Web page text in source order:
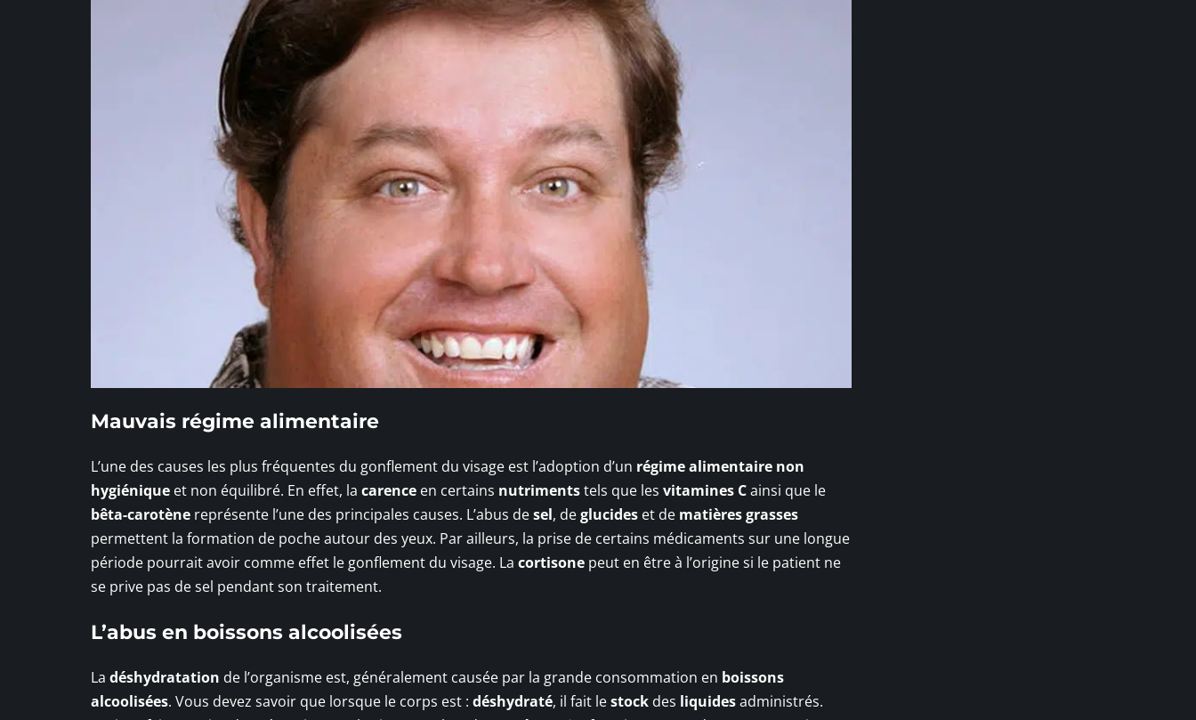
Mauvais régime alimentaire
L’une des causes les plus fréquentes du gonflement du visage est l’adoption d’un régime alimentaire non
hygiénique et non équilibré. En effet, la carence en certains nutrimentstels que les vitamines Cainsi que le
bêta-carotène représente l’une des principales causes. L’abus desel, deglucides et de matières grasses
permettent la formation de poche autour des yeux. Par ailleurs, la prise de certains médicaments sur une longue
période pourrait avoir comme effet le gonflement du visage. La cortisone peut en être à l’origine si le patient ne
se prive pas de sel pendant son traitement.
L’abus en boissons alcoolisées
La déshydratation de l’organisme est, généralement causée par la grande consommation en boissons
alcoolisées. Vous devez savoir que lorsque le corps est : déshydraté, il fait lestock des liquidesadministrés.